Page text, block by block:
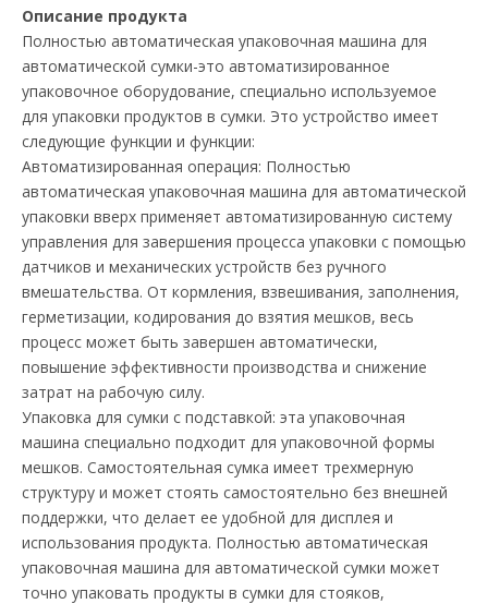
Описание продукта
Полностью автоматическая упаковочная машина для
автоматической сумки-это автоматизированное
упаковочное оборудование, специально используемое
для упаковки продуктов в сумки. Это устройство имеет
следующие функции и функции:
Автоматизированная операция: Полностью
автоматическая упаковочная машина для автоматической
упаковки вверх применяет автоматизированную систему
управления для завершения процесса упаковки с помощью
датчиков и механических устройств без ручного
вмешательства. От кормления, взвешивания, заполнения,
герметизации, кодирования до взятия мешков, весь
процесс может быть завершен автоматически,
повышение эффективности производства и снижение
затрат на рабочую силу.
Упаковка для сумки с подставкой: эта упаковочная
машина специально подходит для упаковочной формы
мешков. Самостоятельная сумка имеет трехмерную
структуру и может стоять самостоятельно без внешней
поддержки, что делает ее удобной для дисплея и
использования продукта. Полностью автоматическая
упаковочная машина для автоматической сумки может
точно упаковать продукты в сумки для стояков,